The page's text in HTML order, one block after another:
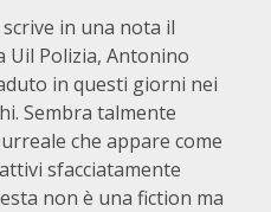
in una nota il
Uil Polizia, Antonino
in questi giorni nei
Sembra talmente
che appare come
sfacciatamente
non è una fiction ma